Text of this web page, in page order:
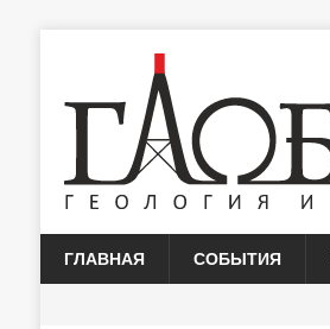
ГЛАВНАЯ СОБЫТИЯ